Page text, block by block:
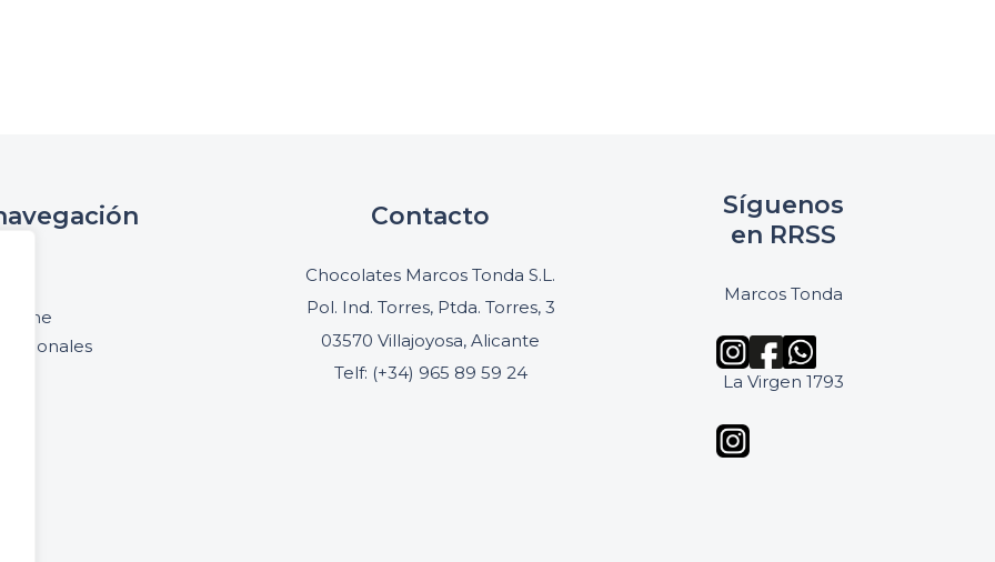
Contacto
Chocolates Marcos Tonda S.L.
Pol. Ind. Torres, Ptda. Torres, 3
03570 Villajoyosa, Alicante
Telf: (+34) 965 89 59 24
Síguenos
en RRSS
Marcos Tonda
La Virgen 1793